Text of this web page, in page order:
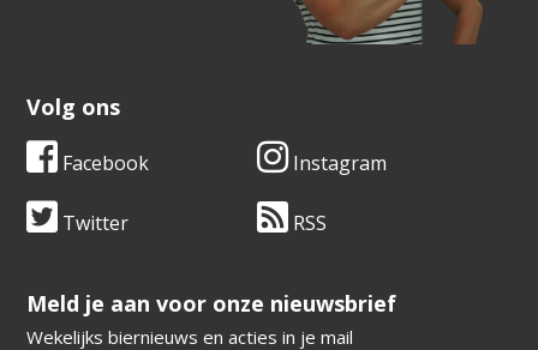
Volg ons
Facebook Instagram
Twitter RSS
​​​​​​​Meld je aan voor onze nieuwsbrief
Wekelijks biernieuws en acties in je mail